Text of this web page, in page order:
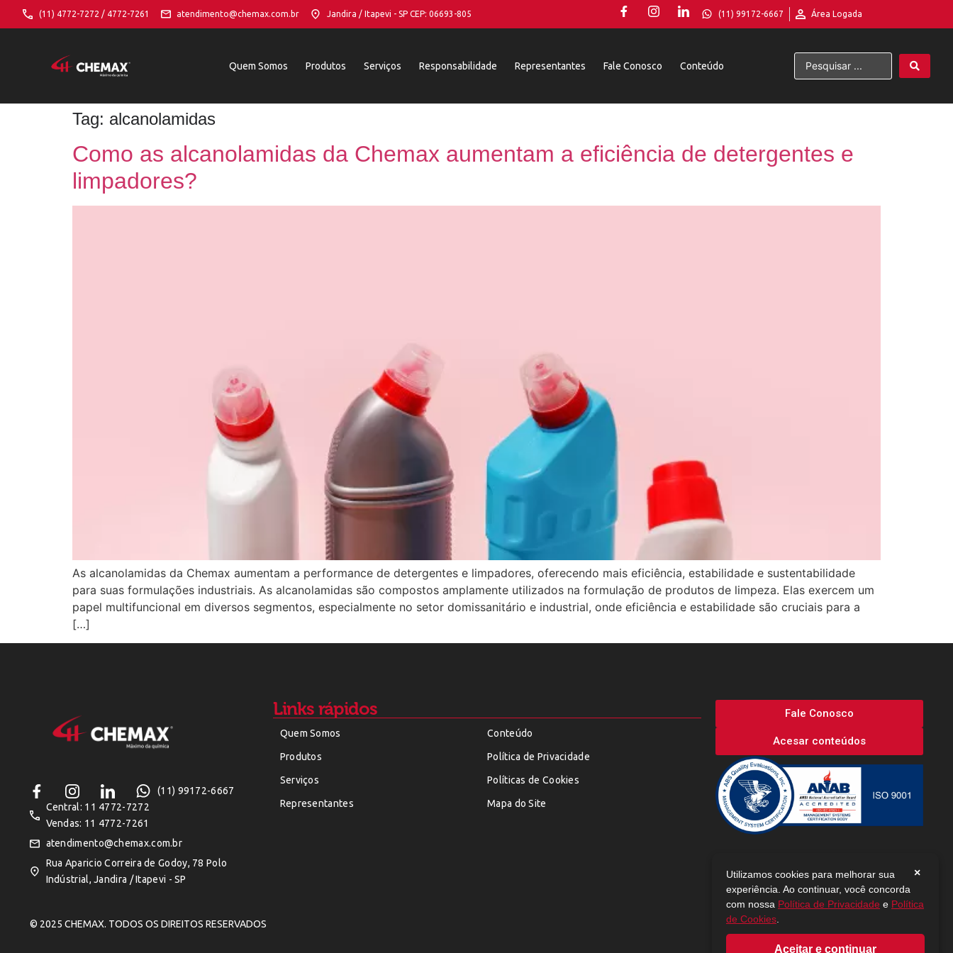
(11) 4772-7272 / 4772-7261 atendimento@chemax.com.br Jandira / Itapevi - SP CEP: 06693-805 (11) 99172-6667 Área Logada
Quem Somos Produtos Serviços Responsabilidade Representantes Fale Conosco Conteúdo
Tag: alcanolamidas
Como as alcanolamidas da Chemax aumentam a eficiência de detergentes e
limpadores?
As alcanolamidas da Chemax aumentam a performance de detergentes e limpadores, oferecendo mais eficiência, estabilidade e sustentabilidade
para suas formulações industriais. As alcanolamidas são compostos amplamente utilizados na formulação de produtos de limpeza. Elas exercem um
papel multifuncional em diversos segmentos, especialmente no setor domissanitário e industrial, onde eficiência e estabilidade são cruciais para a
[…]
(11) 99172-6667
Central: 11 4772-7272
Vendas: 11 4772-7261
atendimento@chemax.com.br
Rua Aparicio Correira de Godoy, 78 Polo
Indústrial, Jandira / Itapevi - SP
Links rápidos
Quem Somos
Produtos
Serviços
Representantes
Conteúdo
Política de Privacidade
Políticas de Cookies
Mapa do Site
Fale Conosco
Acesar conteúdos
© 2025 CHEMAX. TODOS OS DIREITOS RESERVADOS
×
Utilizamos cookies para melhorar sua
experiência. Ao continuar, você concorda
com nossa Política de Privacidade e Política
de Cookies
Aceitar e continuar